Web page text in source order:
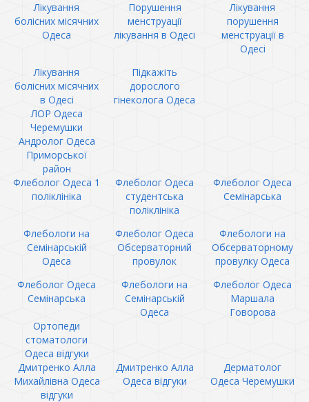
Лікування
болісних місячних
Одеса
Порушення
менструації
лікування в Одесі
Лікування
порушення
менструації в
Одесі
Лікування
болісних місячних
в Одесі
Підкажіть
дорослого
гінеколога Одеса
ЛОР Одеса
Черемушки
Андролог Одеса
Приморської
район
Флеболог Одеса 1
поліклініка
Флеболог Одеса
студентська
поліклініка
Флеболог Одеса
Семінарська
Флебологи на
Семінарській
Одеса
Флеболог Одеса
Обсерваторний
провулок
Флебологи на
Обсерваторному
провулку Одеса
Флеболог Одеса
Семінарська
Флебологи на
Семінарській
Одеса
Флеболог Одеса
Маршала
Говорова
Ортопеди
стоматологи
Одеса відгуки
Дмитренко Алла
Михайлівна Одеса
відгуки
Дмитренко Алла
Одеса відгуки
Дерматолог
Одеса Черемушки